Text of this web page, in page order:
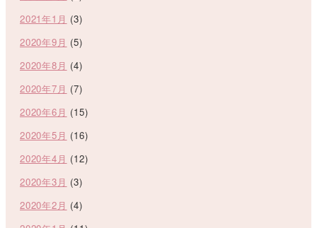
2021年1月 (3)
2020年9月 (5)
2020年8月 (4)
2020年7月 (7)
2020年6月 (15)
2020年5月 (16)
2020年4月 (12)
2020年3月 (3)
2020年2月 (4)